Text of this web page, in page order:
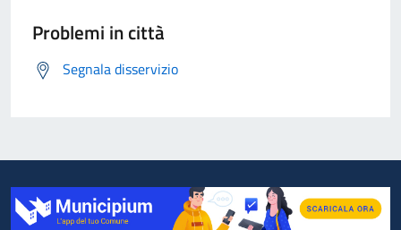
Problemi in città
Segnala disservizio